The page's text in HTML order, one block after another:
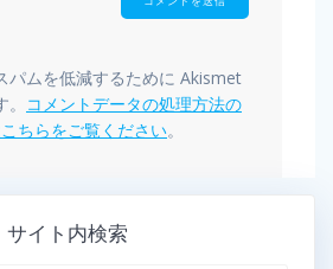
パムを低減するために Akismet
コメントデータの処理方法の
ちらをご覧ください。
サイト内検索